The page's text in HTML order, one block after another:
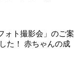
ォト撮影会」のご案
た！ 赤ちゃんの成